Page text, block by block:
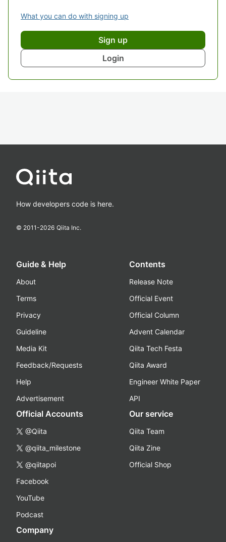
What you can do with signing up
Sign up
Login
How developers code is here.
© 2011-2026 Qiita Inc.
Guide & Help
About
Terms
Privacy
Guideline
Media Kit
Feedback/Requests
Help
Advertisement
Contents
Release Note
Official Event
Official Column
Advent Calendar
Qiita Tech Festa
Qiita Award
Engineer White Paper
API
Official Accounts
@Qiita
@qiita_milestone
@qiitapoi
Facebook
YouTube
Podcast
Our service
Qiita Team
Qiita Zine
Official Shop
Company